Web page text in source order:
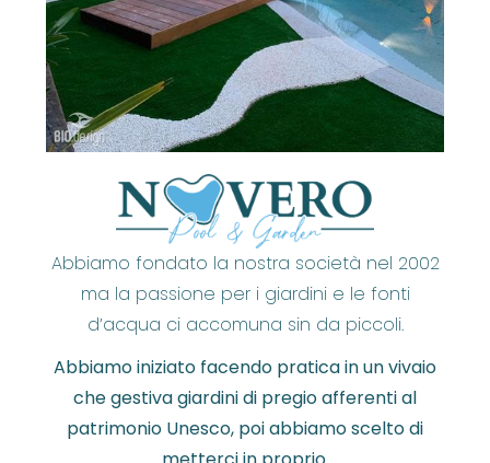
Abbiamo fondato la nostra società nel 2002
ma la passione per i giardini e le fonti
d’acqua ci accomuna sin da piccoli.
Abbiamo iniziato facendo pratica in un vivaio
che gestiva giardini di pregio afferenti al
patrimonio Unesco, poi abbiamo scelto di